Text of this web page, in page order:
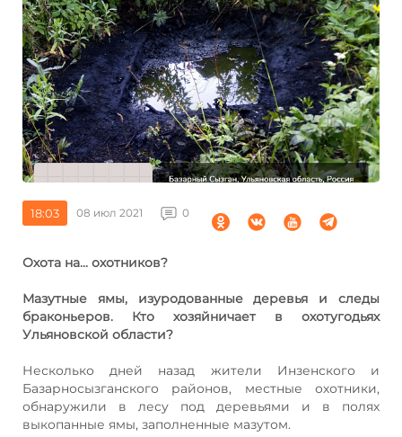
18:03 08 июл 2021 0
Охота на... охотников?
Мазутные ямы, изуродованные деревья и следы
браконьеров. Кто хозяйничает в охотугодьях
Ульяновской области?
Несколько дней назад жители Инзенского и
Базарносызганского районов, местные охотники,
обнаружили в лесу под деревьями и в полях
выкопанные ямы, заполненные мазутом.